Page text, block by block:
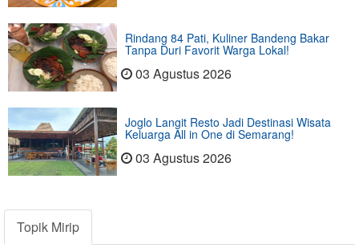
Rindang 84 Pati, Kuliner Bandeng Bakar
Tanpa Duri Favorit Warga Lokal!
03 Agustus 2026
Joglo Langit Resto Jadi Destinasi Wisata
Keluarga All in One di Semarang!
03 Agustus 2026
Topik Mirip